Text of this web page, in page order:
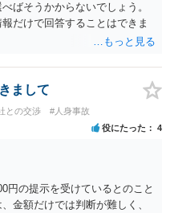
ばそうかからないでしょう。
だけで回答することはできま
まして
との交渉 #人身事故
役にたった 4
円の提示を受けているとのこと
金額だけでは判断が難しく、